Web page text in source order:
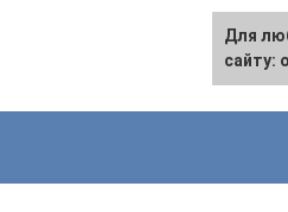
Для
сайту: